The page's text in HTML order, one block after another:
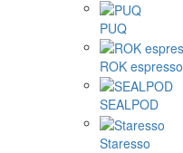
PUQ
ROK espresso
SEALPOD
Staresso